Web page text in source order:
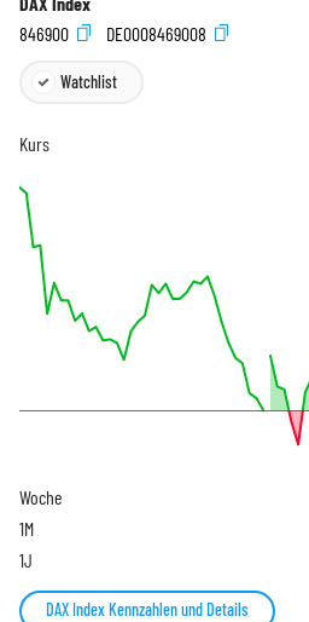
846900
DE0008469008
Watchlist
Kurs
Woche
1M
1J
DAX Index Kennzahlen und Details